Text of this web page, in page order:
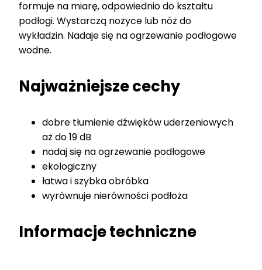
formuje na miarę, odpowiednio do kształtu
podłogi. Wystarczą nożyce lub nóż do
wykładzin. Nadaje się na ogrzewanie podłogowe
wodne.
Najważniejsze cechy
dobre tłumienie dźwięków uderzeniowych
aż do 19 dB
nadaj się na ogrzewanie podłogowe
ekologiczny
łatwa i szybka obróbka
wyrównuje nierówności podłoża
Informacje techniczne